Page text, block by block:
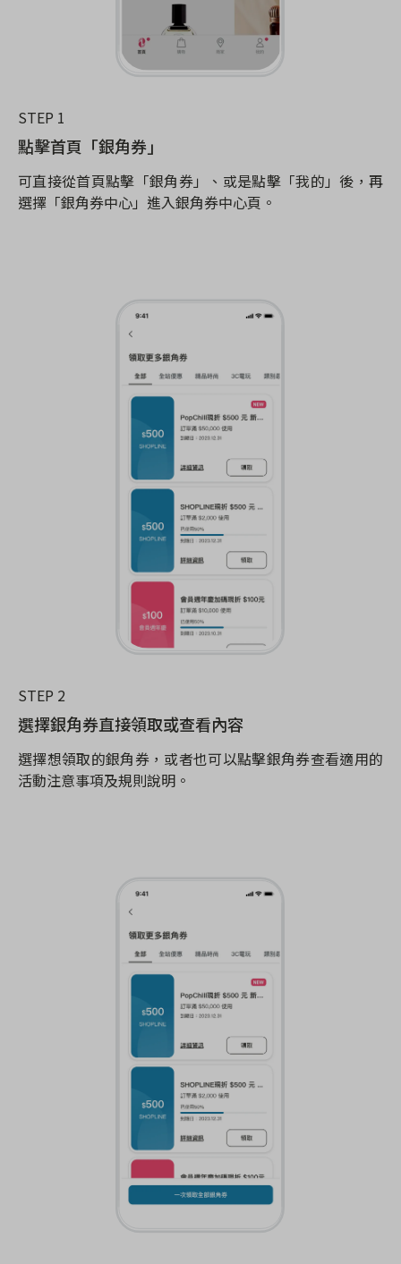
STEP 1
點擊首頁「銀角券」
可直接從首頁點擊「銀角券」、或是點擊「我的」後，再
選擇「銀角券中心」進入銀角券中心頁。
STEP 2
選擇銀角券直接領取或查看內容
選擇想領取的銀角券，或者也可以點擊銀角券查看適用的
活動注意事項及規則說明。